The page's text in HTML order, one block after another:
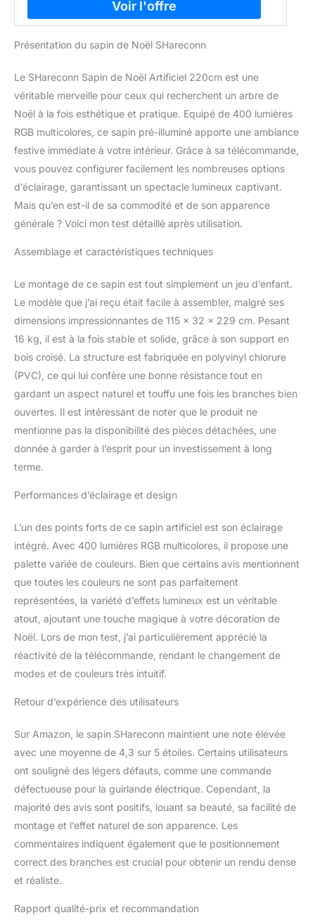
Présentation du sapin de Noël SHareconn
Le SHareconn Sapin de Noël Artificiel 220cm est une
véritable merveille pour ceux qui recherchent un arbre de
Noël à la fois esthétique et pratique. Equipé de 400 lumières
RGB multicolores, ce sapin pré-illuminé apporte une ambiance
festive immédiate à votre intérieur. Grâce à sa télécommande,
vous pouvez configurer facilement les nombreuses options
d’éclairage, garantissant un spectacle lumineux captivant.
Mais qu’en est-il de sa commodité et de son apparence
générale ? Voici mon test détaillé après utilisation.
Assemblage et caractéristiques techniques
Le montage de ce sapin est tout simplement un jeu d’enfant.
Le modèle que j’ai reçu était facile à assembler, malgré ses
dimensions impressionnantes de 115 x 32 x 229 cm. Pesant
16 kg, il est à la fois stable et solide, grâce à son support en
bois croisé. La structure est fabriquée en polyvinyl chlorure
(PVC), ce qui lui confère une bonne résistance tout en
gardant un aspect naturel et touffu une fois les branches bien
ouvertes. Il est intéressant de noter que le produit ne
mentionne pas la disponibilité des pièces détachées, une
donnée à garder à l’esprit pour un investissement à long
terme.
Performances d’éclairage et design
L’un des points forts de ce sapin artificiel est son éclairage
intégré. Avec 400 lumières RGB multicolores, il propose une
palette variée de couleurs. Bien que certains avis mentionnent
que toutes les couleurs ne sont pas parfaitement
représentées, la variété d’effets lumineux est un véritable
atout, ajoutant une touche magique à votre décoration de
Noël. Lors de mon test, j’ai particulièrement apprécié la
réactivité de la télécommande, rendant le changement de
modes et de couleurs très intuitif.
Retour d’expérience des utilisateurs
Sur Amazon, le sapin SHareconn maintient une note élevée
avec une moyenne de 4,3 sur 5 étoiles. Certains utilisateurs
ont souligné des légers défauts, comme une commande
défectueuse pour la guirlande électrique. Cependant, la
majorité des avis sont positifs, louant sa beauté, sa facilité de
montage et l’effet naturel de son apparence. Les
commentaires indiquent également que le positionnement
correct des branches est crucial pour obtenir un rendu dense
et réaliste.
Rapport qualité-prix et recommandation